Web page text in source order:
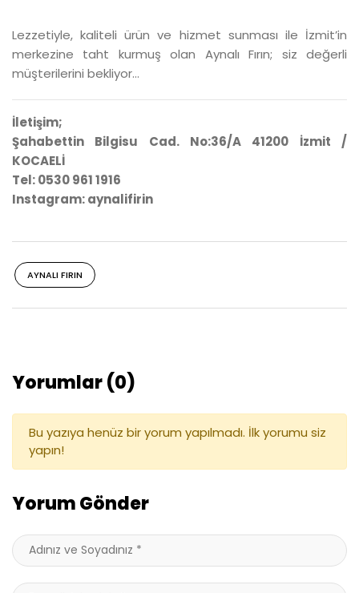
Lezzetiyle, kaliteli ürün ve hizmet sunması ile İzmit’in
merkezine taht kurmuş olan Aynalı Fırın; siz değerli
müşterilerini bekliyor…
İletişim;
Şahabettin Bilgisu Cad. No:36/A 41200 İzmit /
KOCAELİ
Tel: 0530 961 1916
Instagram: aynalifirin
AYNALI FIRIN
Yorumlar (0)
Bu yazıya henüz bir yorum yapılmadı. İlk yorumu siz
yapın!
Yorum Gönder